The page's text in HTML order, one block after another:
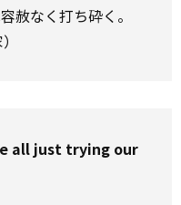
赦なく打ち砕く。
all just trying our